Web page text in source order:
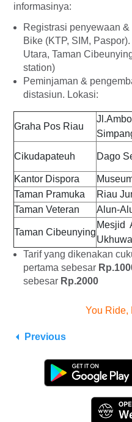
informasinya:
Registrasi penyewaan
Bike (KTP, SIM, Paspor).
Utara, Taman
station)
Peminjaman &
distasiun. Lokasi:
Graha Pos Riau
Cikudapateuh Dago
Kantor Dispora
Taman Pramuka
Riau
Taman Veteran
Alun-
Taman Cibeunying
Mesjid
Tarif yang dikenakan
pertama sebesar
sebesar Rp.2000
You Ride,
Previous